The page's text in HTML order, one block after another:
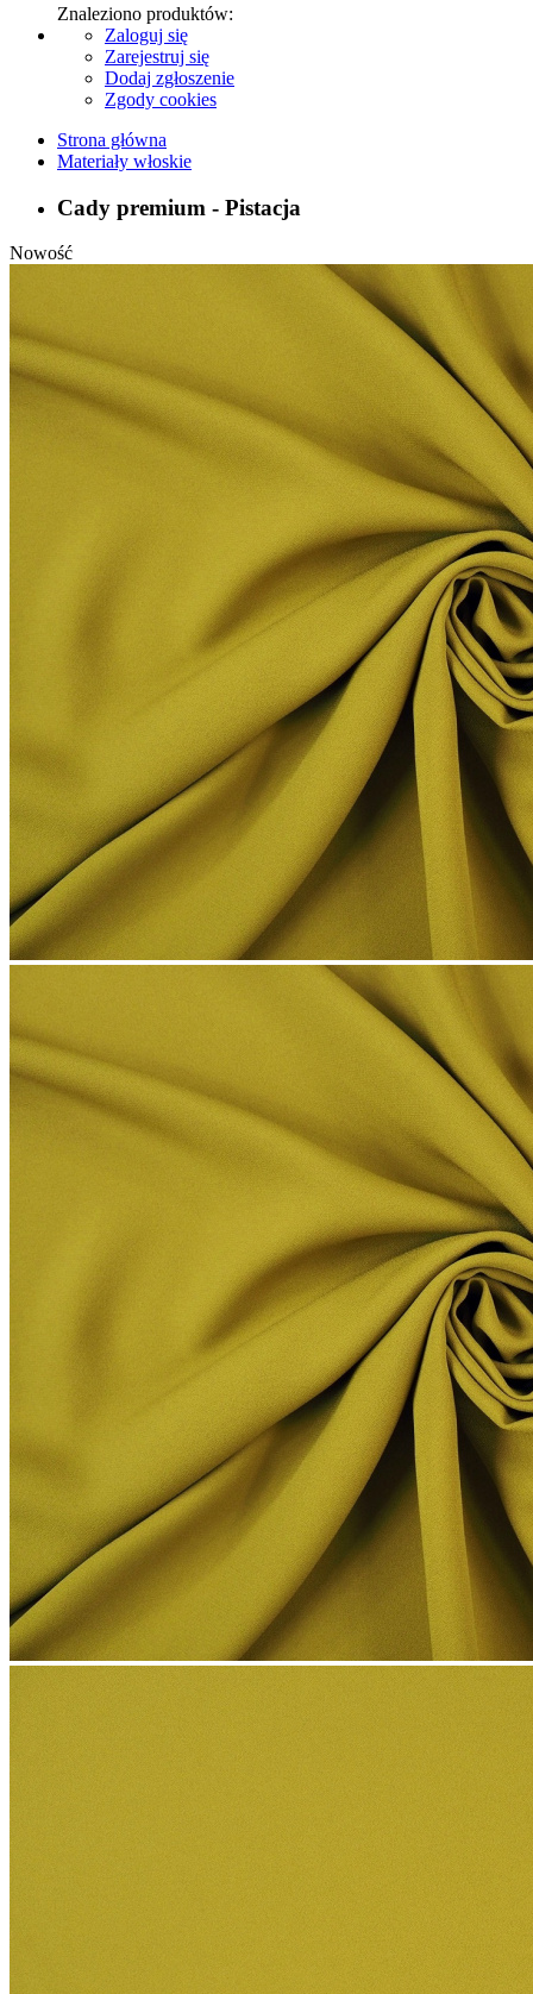
Znaleziono produktów:
Zaloguj się
Zarejestruj się
Dodaj zgłoszenie
Zgody cookies
Strona główna
Materiały włoskie
Cady premium - Pistacja
Nowość